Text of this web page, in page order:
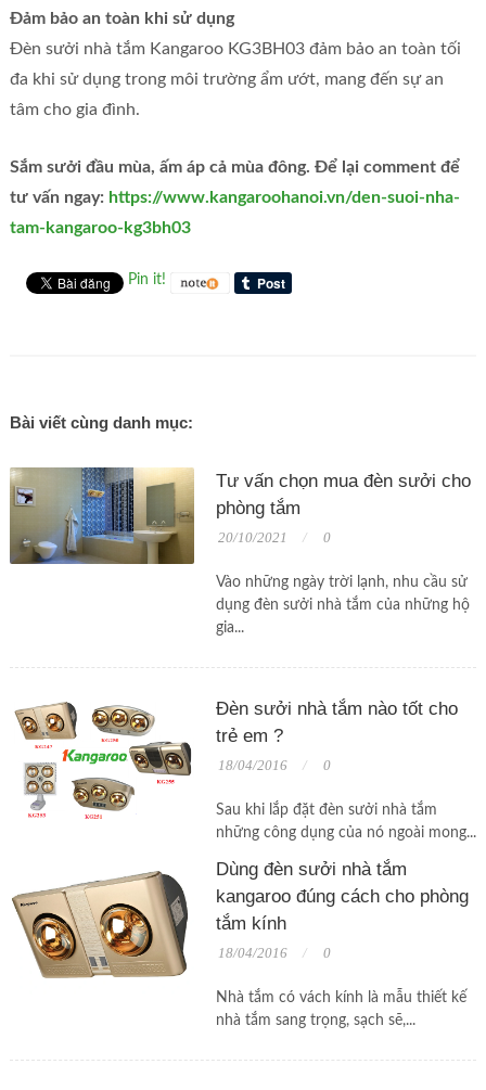
Đảm bảo an toàn khi sử dụng
Đèn sưởi nhà tắm Kangaroo KG3BH03 đảm bảo an toàn tối
đa khi sử dụng trong môi trường ẩm ướt, mang đến sự an
tâm cho gia đình.
Sắm sưởi đầu mùa, ấm áp cả mùa đông. Để lại comment để
tư vấn ngay: https://www.kangaroohanoi.vn/den-suoi-nha-
tam-kangaroo-kg3bh03
Pin it!
Bài viết cùng danh mục:
Tư vấn chọn mua đèn sưởi cho
phòng tắm
20/10/2021 0
Vào những ngày trời lạnh, nhu cầu sử
dụng đèn sưởi nhà tắm của những hộ
gia...
Đèn sưởi nhà tắm nào tốt cho
trẻ em ?
18/04/2016 0
Sau khi lắp đặt đèn sưởi nhà tắm
những công dụng của nó ngoài mong...
Dùng đèn sưởi nhà tắm
kangaroo đúng cách cho phòng
tắm kính
18/04/2016 0
Nhà tắm có vách kính là mẫu thiết kế
nhà tắm sang trọng, sạch sẽ,...